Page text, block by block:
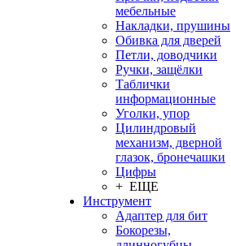
мебельные
Накладки, прушины
Обивка для дверей
Петли, доводчики
Ручки, защёлки
Таблички
информационные
Уголки, упор
Цилиндровый
механизм, дверной
глазок, бронечашки
Цифры
+ ЕЩЕ
Инструмент
Адаптер для бит
Бокорезы,